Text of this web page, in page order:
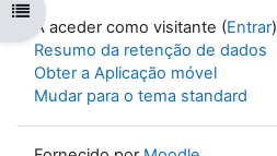
Abrir índice da disciplina
A aceder como visitante (Entrar)
Resumo da retenção de dados
Obter a Aplicação móvel
Mudar para o tema standard